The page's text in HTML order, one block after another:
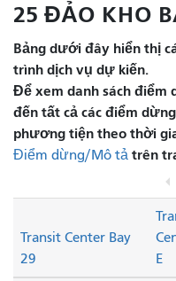
25 ĐẢO KHO
Bảng dưới đây hiển thị
trình dịch vụ dự kiến.
Để xem danh sách điểm
đến tất cả các điểm
phương tiện theo thời
Điểm dừng/Mô tả trên
Transit Center Bay
29
E